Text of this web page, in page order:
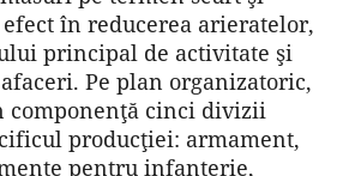
în reducerea arieratelor,
principal de activitate şi
Pe plan organizatoric,
componenţă cinci divizii
producţiei: armament,
pentru infanterie,